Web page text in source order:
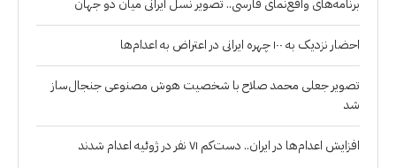
برنامه‌های واقع‌نمای فارسی.. تصویر نسل ایرانی میان دو جهان
احضار نزدیک به ۱۰۰ چهره ایرانی در اعتراض به اعدام‌ها
تصویر جعلی محمد صلاح با شخصیت هوش مصنوعی جنجال‌ساز
شد
افزایش اعدام‌ها در ایران.. دست‌کم ۷۱ نفر در ژوئیه اعدام شدند